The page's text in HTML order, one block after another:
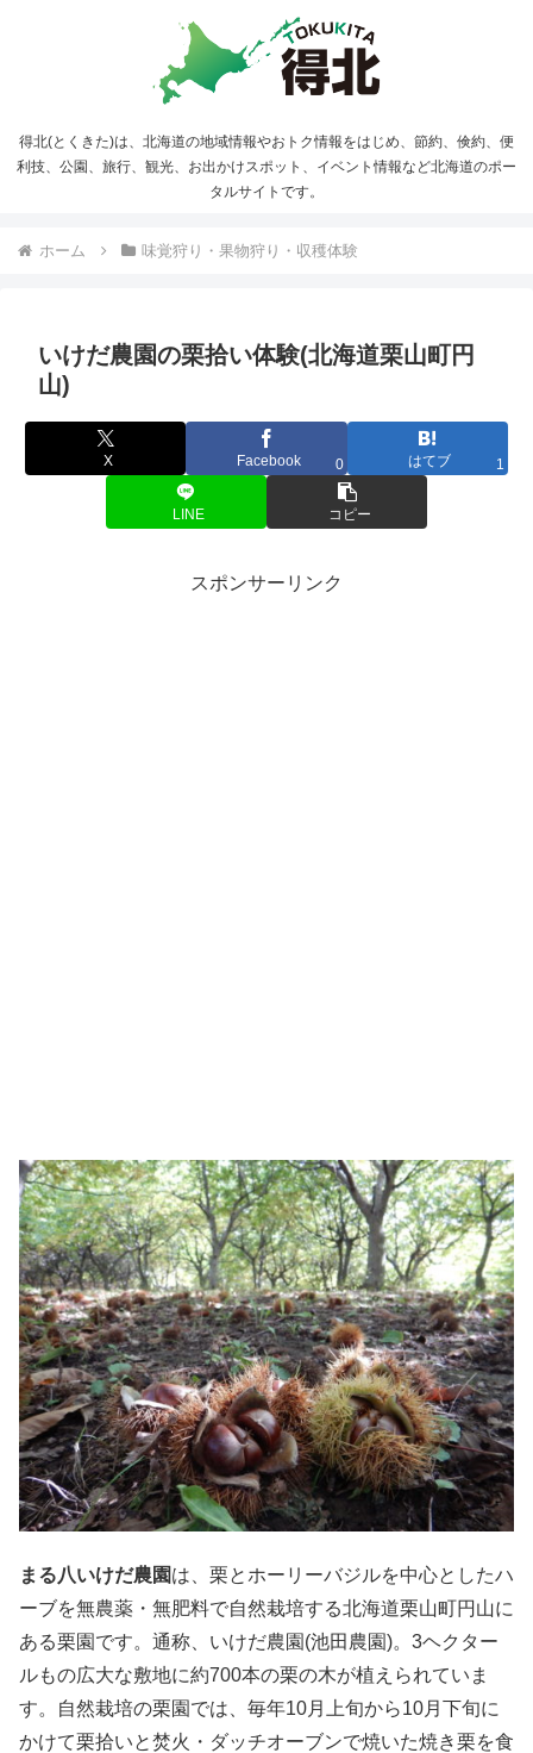
得北(とくきた)は、北海道の地域情報やおトク情報をはじめ、節約、倹約、便
利技、公園、旅行、観光、お出かけスポット、イベント情報など北海道のポー
タルサイトです。
ホーム 味覚狩り・果物狩り・収穫体験
いけだ農園の栗拾い体験(北海道栗山町円
山)
X Facebook 0 はてブ 1
LINE コピー
スポンサーリンク
まる八いけだ農園は、栗とホーリーバジルを中心としたハ
ーブを無農薬・無肥料で自然栽培する北海道栗山町円山に
ある栗園です。通称、いけだ農園(池田農園)。3ヘクター
ルもの広大な敷地に約700本の栗の木が植えられていま
す。自然栽培の栗園では、毎年10月上旬から10月下旬に
かけて栗拾いと焚火・ダッチオーブンで焼いた焼き栗を食